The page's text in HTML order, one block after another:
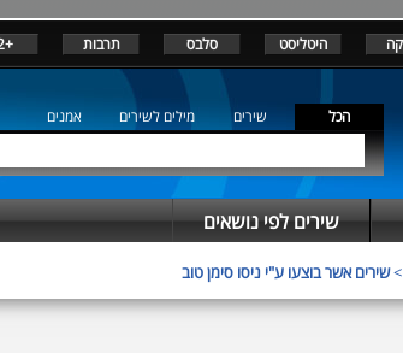
היטליסט סלבס תרבות +12
הכל שירים מילים לשירים אמנים
שירים לפי נושאים
>שירים אשר בוצעו ע"י ניסו סימן טוב